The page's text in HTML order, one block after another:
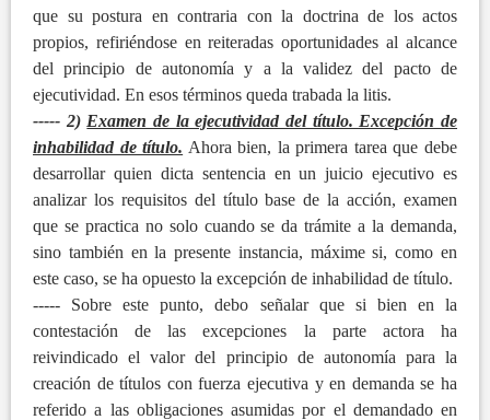
que su postura en contraria con la doctrina de los actos
propios, refiriéndose en reiteradas oportunidades al alcance
del principio de autonomía y a la validez del pacto de
ejecutividad. En esos términos queda trabada la litis.
----- 2) Examen de la ejecutividad del título. Excepción de
inhabilidad de título. Ahora bien, la primera tarea que debe
desarrollar quien dicta sentencia en un juicio ejecutivo es
analizar los requisitos del título base de la acción, examen
que se practica no solo cuando se da trámite a la demanda,
sino también en la presente instancia, máxime si, como en
este caso, se ha opuesto la excepción de inhabilidad de título.
----- Sobre este punto, debo señalar que si bien en la
contestación de las excepciones la parte actora ha
reivindicado el valor del principio de autonomía para la
creación de títulos con fuerza ejecutiva y en demanda se ha
referido a las obligaciones asumidas por el demandado en